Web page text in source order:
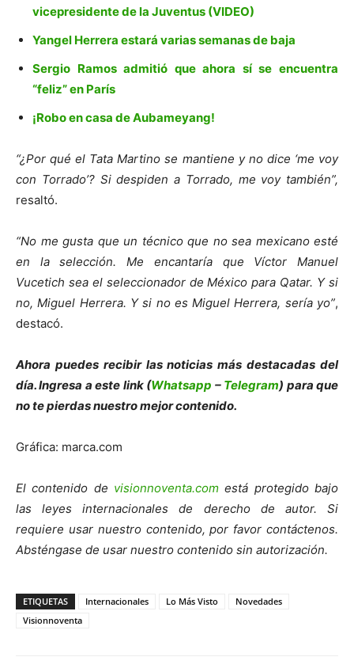
vicepresidente de la Juventus (VIDEO)
Yangel Herrera estará varias semanas de baja
Sergio Ramos admitió que ahora sí se encuentra
“feliz” en París
¡Robo en casa de Aubameyang!
“¿Por qué el Tata Martino se mantiene y no dice ‘me voy
con Torrado’? Si despiden a Torrado, me voy también”,
resaltó.
“No me gusta que un técnico que no sea mexicano esté
en la selección. Me encantaría que Víctor Manuel
Vucetich sea el seleccionador de México para Qatar. Y si
no, Miguel Herrera. Y si no es Miguel Herrera, sería yo”,
destacó.
Ahora puedes recibir las noticias más destacadas del
día. Ingresa a este link (Whatsapp – Telegram) para que
no te pierdas nuestro mejor contenido.
Gráfica: marca.com
El contenido de visionnoventa.com está protegido bajo
las leyes internacionales de derecho de autor. Si
requiere usar nuestro contenido, por favor contáctenos.
Absténgase de usar nuestro contenido sin autorización.
ETIQUETAS Internacionales Lo Más Visto
Novedades
Visionnoventa